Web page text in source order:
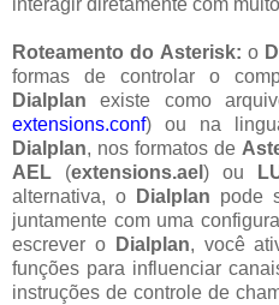
interagir diretamente com
Roteamento do Asterisk: o
formas de controlar o
Dialplan existe como
extensions.conf) ou na
Dialplan, nos formatos de
AEL (extensions.ael ) ou
alternativa, o
Dialplan pode
juntamente com uma
escrever o
Dialplan, você
funções para influenciar
instruções de controle de